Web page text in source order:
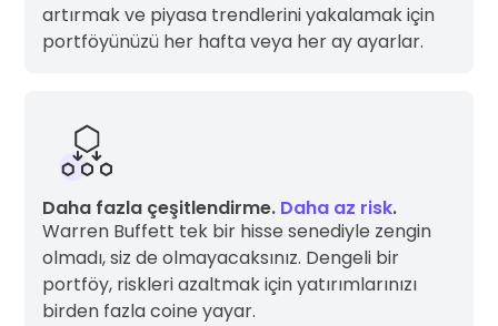
artırmak ve piyasa trendlerini yakalamak için
portföyünüzü her hafta veya her ay ayarlar.
Daha fazla çeşitlendirme. Daha az risk.
Warren Buffett tek bir hisse senediyle zengin
olmadı, siz de olmayacaksınız. Dengeli bir
portföy, riskleri azaltmak için yatırımlarınızı
birden fazla coine yayar.